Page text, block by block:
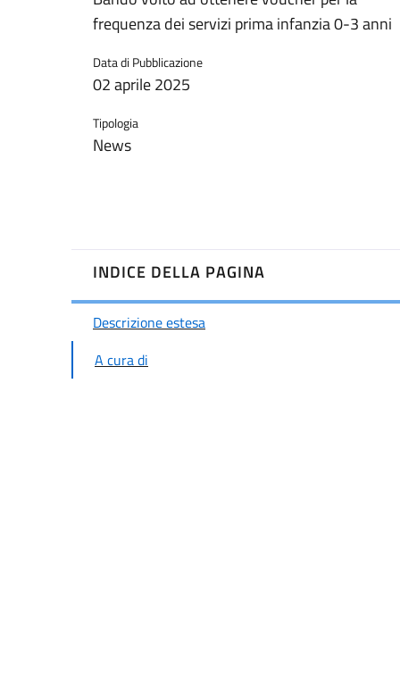
frequenza dei servizi prima infanzia 0-3 anni
Data di Pubblicazione
02 aprile 2025
Tipologia
News
INDICE DELLA PAGINA
Descrizione estesa
A cura di